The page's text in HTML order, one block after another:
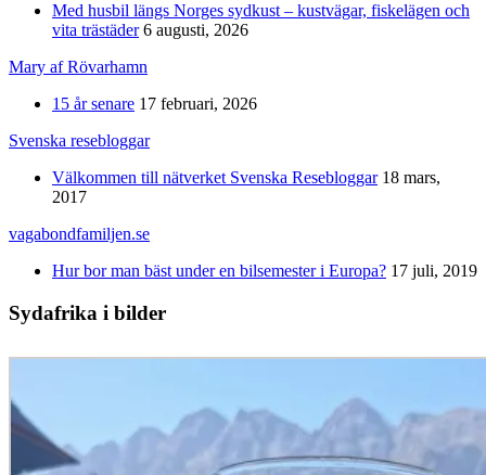
Med husbil längs Norges sydkust – kustvägar, fiskelägen och
vita trästäder 6 augusti, 2026
Mary af Rövarhamn
15 år senare 17 februari, 2026
Svenska resebloggar
Välkommen till nätverket Svenska Resebloggar 18 mars,
2017
vagabondfamiljen.se
Hur bor man bäst under en bilsemester i Europa? 17 juli, 2019
Sydafrika i bilder